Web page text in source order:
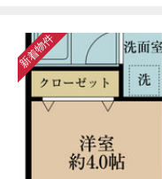
新着物件